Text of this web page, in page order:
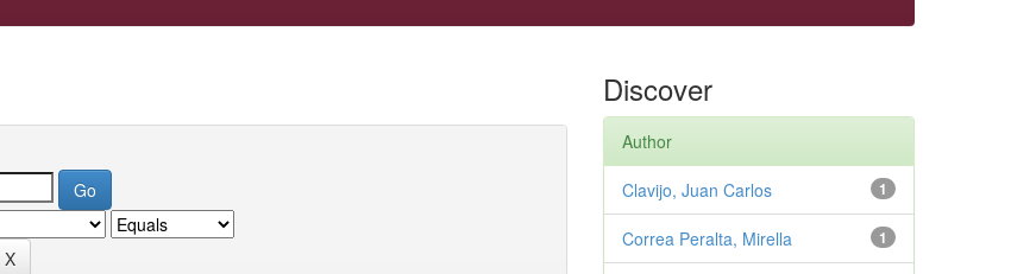
Discover
Author
1
Clavijo, Juan Carlos
1
Correa Peralta, Mirella